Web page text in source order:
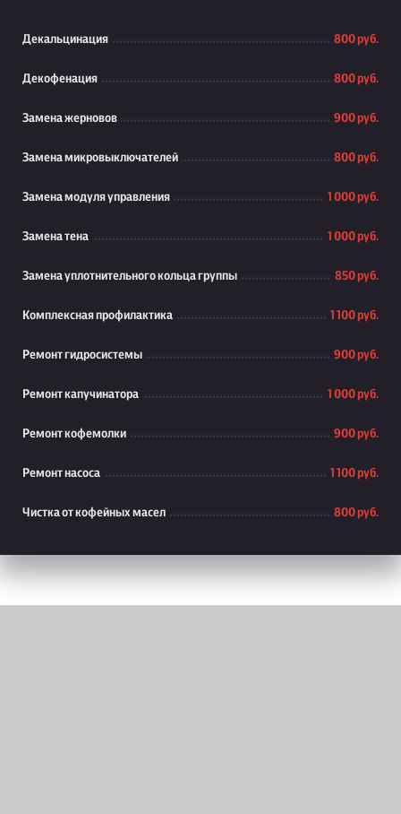
Декальцинация 800 руб.
Декофенация 800 руб.
Замена жерновов 900 руб.
Замена микровыключателей 800 руб.
Замена модуля управления 1 000 руб.
Замена тена 1 000 руб.
Замена уплотнительного кольца группы 850 руб.
Комплексная профилактика 1 100 руб.
Ремонт гидросистемы 900 руб.
Ремонт капучинатора 1 000 руб.
Ремонт кофемолки 900 руб.
Ремонт насоса 1 100 руб.
Чистка от кофейных масел 800 руб.